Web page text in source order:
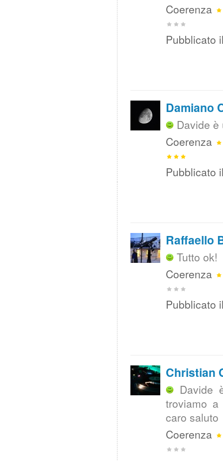
Coerenza
Pubblicato
Damiano
Davide
Coerenza
Pubblicato
Raffaello
Tutto ok!
Coerenza
Pubblicato
Christian
Davide
troviamo
caro saluto
Coerenza